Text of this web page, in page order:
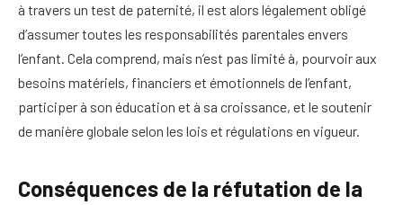
à travers un test de paternité, il est alors légalement obligé
d’assumer toutes les responsabilités parentales envers
l’enfant. Cela comprend, mais n’est pas limité à, pourvoir aux
besoins matériels, financiers et émotionnels de l’enfant,
participer à son éducation et à sa croissance, et le soutenir
de manière globale selon les lois et régulations en vigueur.
Conséquences de la réfutation de la